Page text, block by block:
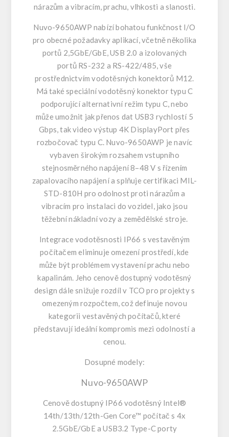
nárazům a vibracím, prachu, vlhkosti a slanosti.
Nuvo-9650AWP nabízí bohatou funkčnost I/O
pro obecné požadavky aplikací, včetně několika
portů 2,5GbE/GbE, USB 2.0 a izolovaných
portů RS-232 a RS-422/485, vše
prostřednictvím vodotěsných konektorů M12.
Má také speciální vodotěsný konektor typu C
podporující alternativní režim typu C, nebo
může umožnit jak přenos dat USB3 rychlostí 5
Gbps, tak video výstup 4K DisplayPort přes
rozbočovač typu C. Nuvo-9650AWP je navíc
vybaven širokým rozsahem vstupního
stejnosměrného napájení 8–48 V s řízením
zapalovacího napájení a splňuje certifikaci MIL-
STD-810H pro odolnost proti nárazům a
vibracím pro instalaci do vozidel, jako jsou
těžební nákladní vozy a zemědělské stroje.
Integrace vodotěsnosti IP66 s vestavěným
počítačem eliminuje omezení prostředí, kde
může být problémem vystavení prachu nebo
kapalinám. Jeho cenově dostupný vodotěsný
design dále snižuje rozdíl v TCO pro projekty s
omezeným rozpočtem, což definuje novou
kategorii vestavěných počítačů, které
představují ideální kompromis mezi odolností a
cenou.
Dosupné modely:
Nuvo-9650AWP
Cenově dostupný IP66 vodotěsný Intel®
14th/13th/12th-Gen Core™ počítač s 4x
2.5GbE/GbE a USB3.2 Type-C porty